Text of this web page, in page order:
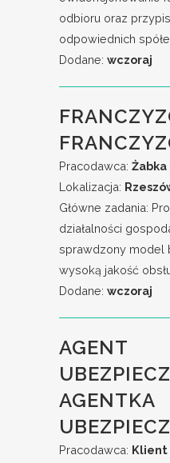
odbioru oraz
odpowiednich
Dodane: wczoraj
Pracodawca: Żabka
Lokalizacja:
Główne zadania:
działalności
sprawdzony model
wysoką jakość
Dodane: wczoraj
AGENT
AGENTKA
Pracodawca: Klient